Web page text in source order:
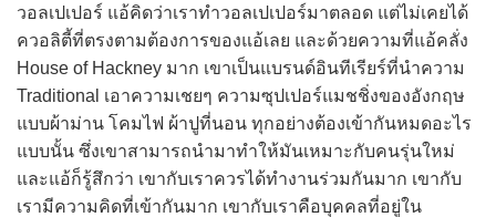
วอลเปเปอร์ แอ้คิดว่าเราทำวอลเปเปอร์มาตลอด แต่ไม่เคยได้
ควอลิตี้ที่ตรงตามต้องการของแอ้เลย และด้วยความที่แอ้คลั่ง
House of Hackney มาก เขาเป็นแบรนด์อินทีเรียร์ที่นำความ
Traditional เอาความเชยๆ ความซุปเปอร์แมชชิ่งของอังกฤษ
แบบผ้าม่าน โคมไฟ ผ้าปูที่นอน ทุกอย่างต้องเข้ากันหมดอะไร
แบบนั้น ซึ่งเขาสามารถนำมาทำให้มันเหมาะกับคนรุ่นใหม่
และแอ้ก็รู้สึกว่า เขากับเราควรได้ทำงานร่วมกันมาก เขากับ
เรามีความคิดที่เข้ากันมาก เขากับเราคือบุคคลที่อยู่ใน